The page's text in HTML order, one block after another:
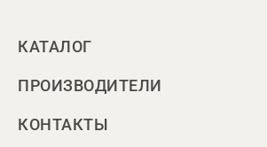
КАТАЛОГ
ПРОИЗВОДИТЕЛИ
КОНТАКТЫ